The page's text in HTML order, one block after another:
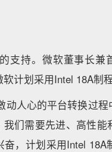
支持。微软董事长兼
计划采用Intel 18A制
动人心的平台转换过
们需要先进、高性
，计划采用Intel